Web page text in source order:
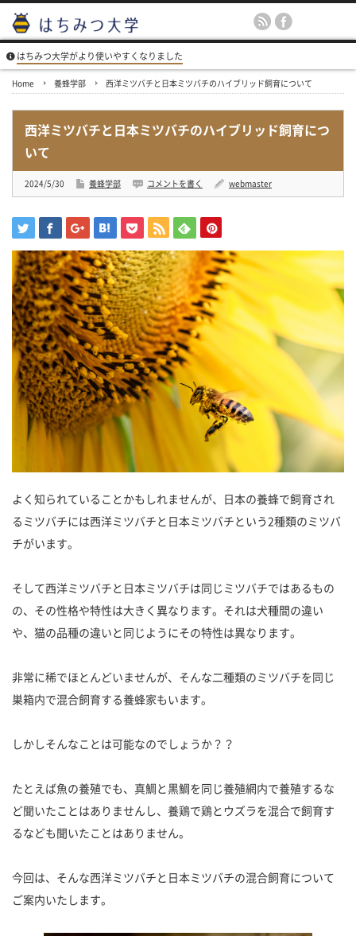
はちみつ大学がより使いやすくなりました
Home 養蜂学部 西洋ミツバチと日本ミツバチのハイブリッド飼育について
西洋ミツバチと日本ミツバチのハイブリッド飼育につ
いて
2024/5/30 養蜂学部 コメントを書く webmaster
よく知られていることかもしれませんが、日本の養蜂で飼育され
るミツバチには西洋ミツバチと日本ミツバチという2種類のミツバ
チがいます。
そして西洋ミツバチと日本ミツバチは同じミツバチではあるもの
の、その性格や特性は大きく異なります。それは犬種間の違い
や、猫の品種の違いと同じようにその特性は異なります。
非常に稀でほとんどいませんが、そんな二種類のミツバチを同じ
巣箱内で混合飼育する養蜂家もいます。
しかしそんなことは可能なのでしょうか？？
たとえば魚の養殖でも、真鯛と黒鯛を同じ養殖網内で養殖するな
ど聞いたことはありませんし、養鶏で鶏とウズラを混合で飼育す
るなども聞いたことはありません。
今回は、そんな西洋ミツバチと日本ミツバチの混合飼育について
ご案内いたします。